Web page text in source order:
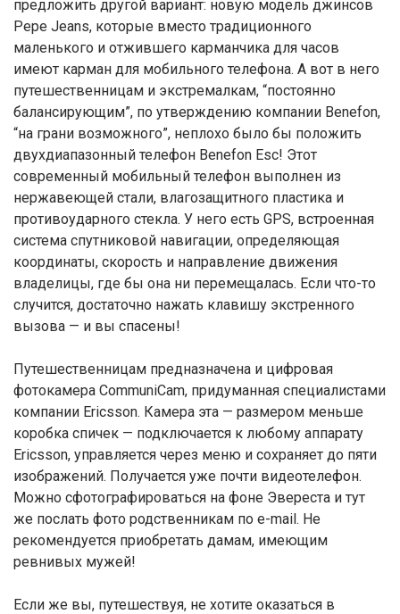
предложить другой вариант: новую модель джинсов
Pepe Jeans, которые вместо традиционного
маленького и отжившего карманчика для часов
имеют карман для мобильного телефона. А вот в него
путешественницам и экстремалкам, “постоянно
балансирующим”, по утверждению компании Benefon,
“на грани возможного”, неплохо было бы положить
двухдиапазонный телефон Benefon Esc! Этот
современный мобильный телефон выполнен из
нержавеющей стали, влагозащитного пластика и
противоударного стекла. У него есть GPS, встроенная
система спутниковой навигации, определяющая
координаты, скорость и направление движения
владелицы, где бы она ни перемещалась. Если что-то
случится, достаточно нажать клавишу экстренного
вызова — и вы спасены!
Путешественницам предназначена и цифровая
фотокамера CommuniCam, придуманная специалистами
компании Ericsson. Камера эта — размером меньше
коробка спичек — подключается к любому аппарату
Ericsson, управляется через меню и сохраняет до пяти
изображений. Получается уже почти видеотелефон.
Можно сфотографироваться на фоне Эвереста и тут
же послать фото родственникам по e-mail. Не
рекомендуется приобретать дамам, имеющим
ревнивых мужей!
Если же вы, путешествуя, не хотите оказаться в